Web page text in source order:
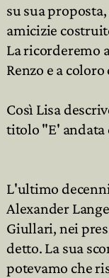
su sua
amicizie
La ricorderemo
Renzo e a
Così Lisa
titolo "E' andata
L'ultimo
Alexander
Giullari, nei
detto. La sua
potevamo che